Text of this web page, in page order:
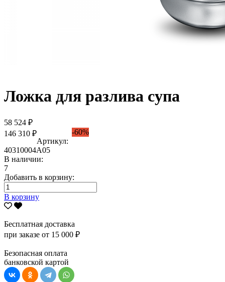
Ложка для разлива супа
58 524 ₽
146 310 ₽
-60%
Артикул:
40310004А05
В наличии:
7
Добавить в корзину:
В корзину
Бесплатная доставка
при заказе от 15 000 ₽
Безопасная оплата
банковской картой